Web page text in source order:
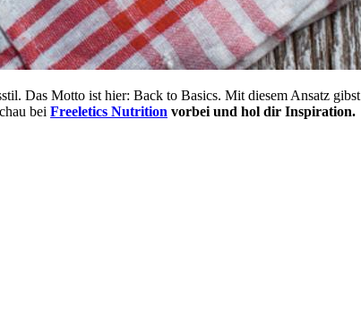
Das Motto ist hier: Back to Basics. Mit diesem Ansatz
bei Freeletics Nutrition vorbei und hol dir Inspiration.